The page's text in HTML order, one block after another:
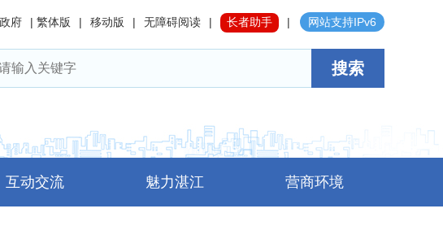
府 | 繁体版 | 移动版 | 无障碍阅读 | 长者助手 | 网站支持IPv6
搜索
互动交流 魅力湛江 营商环境